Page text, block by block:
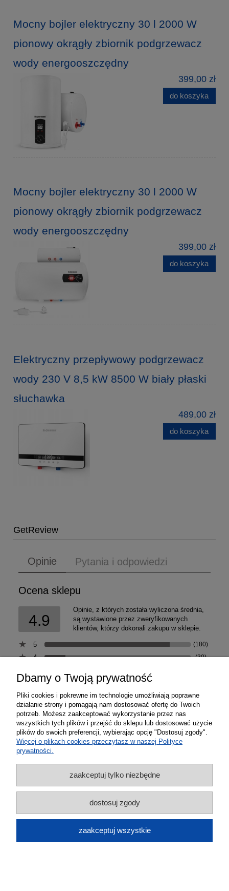
Mocny bojler elektryczny 30 l 2000 W
pionowy okrągły zbiornik podgrzewacz
wody energooszczędny
399,00 zł
do koszyka
Mocny bojler elektryczny 30 l 2000 W
pionowy okrągły zbiornik podgrzewacz
wody energooszczędny
399,00 zł
do koszyka
Elektryczny przepływowy podgrzewacz
wody 230 V 8,5 kW 8500 W biały płaski
słuchawka
489,00 zł
do koszyka
GetReview
Opinie Pytania i odpowiedzi
Ocena sklepu
4.9
Opinie, z których została wyliczona średnia,
są wystawione przez zweryfikowanych
klientów, którzy dokonali zakupu w sklepie.
5 (180)
4 (30)
2
1 (0)
Dodano: 2026-08-05
Opinia zweryfikowana
Ocena produktu:
Ocena dostawy:
Dodatkowy komentarz:
Dbamy o Twoją prywatność
Pliki cookies i pokrewne im technologie umożliwiają poprawne
działanie strony i pomagają nam dostosować ofertę do Twoich
potrzeb. Możesz zaakceptować wykorzystanie przez nas
wszystkich tych plików i przejść do sklepu lub dostosować użycie
plików do swoich preferencji, wybierając opcję "Dostosuj zgody".
Więcej o plikach cookies przeczytasz w naszej Polityce
prywatności.
zaakceptuj tylko niezbędne
dostosuj zgody
zaakceptuj wszystkie